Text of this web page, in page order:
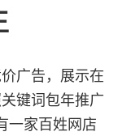
广告，展示在
键词包年推广
一家百姓网店